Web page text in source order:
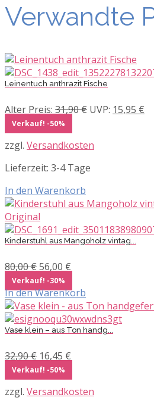
Verwandte
Leinentuch anthrazit Fische
Alter Preis: 31,90€ Ursprünglicher
31,90 €
UVP: 15,95 €
Verkauf! -50%
zzgl. Versandkosten
Lieferzeit: 3-4 Tage
In den Warenkorb
Kinderstuhl aus Mangoholz vintag...
80,00€Ursprünglicher
Preis
war:
80,00 €
56,00 €
ist:
56,00 €.
Verkauf! -30%
In den Warenkorb
Vase klein – aus Ton handg...
32,90€ Ursprünglicher
Preis
war:
32,90 €
16,45 €
ist:
16,45 €.
Verkauf! -50%
zzgl. Versandkosten